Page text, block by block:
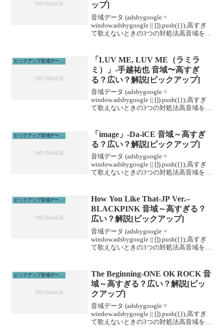
ップ]
音域データ (adsbygoogle =
window.adsbygoogle || []).push({});高すぎ
て歌えないときの3つの対処法高音域を広
ルに通うこと...
「LUV ME, LUV ME（ラミラ
ミ）」-手越祐也 音域〜高すぎ
る？広い？解説[ピックアップ]
音域データ (adsbygoogle =
window.adsbygoogle || []).push({});高すぎ
て歌えないときの3つの対処法高音域を広
ルに通うこと...
ピックアップ音域データ解説
「image」-Da-iCE 音域～高すぎ
る？広い？解説[ピックアップ]
音域データ (adsbygoogle =
window.adsbygoogle || []).push({});高すぎ
て歌えないときの3つの対処法高音域を広
ルに通うこと...
ピックアップ音域データ解説
How You Like That-JP Ver.–
BLACKPINK 音域～高すぎる？
広い？解説[ピックアップ]
音域データ (adsbygoogle =
window.adsbygoogle || []).push({});高すぎ
て歌えないときの3つの対処法高音域を広
ルに通うこと...
The Beginning-ONE OK ROCK 音
域～高すぎる？広い？解説[ピッ
クアップ]
音域データ (adsbygoogle =
window.adsbygoogle || []).push({});高すぎ
て歌えないときの3つの対処法高音域を広